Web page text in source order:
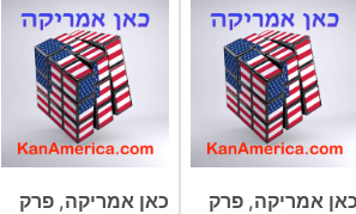
אמריקה, פרק
כאן אמריקה, פרק